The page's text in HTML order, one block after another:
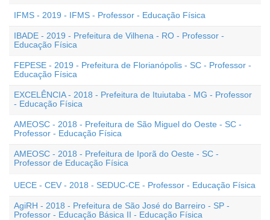
IFMS - 2019 - IFMS - Professor - Educação Física
IBADE - 2019 - Prefeitura de Vilhena - RO - Professor -
Educação Física
FEPESE - 2019 - Prefeitura de Florianópolis - SC - Professor -
Educação Física
EXCELÊNCIA - 2018 - Prefeitura de Ituiutaba - MG - Professor
- Educação Física
AMEOSC - 2018 - Prefeitura de São Miguel do Oeste - SC -
Professor - Educação Física
AMEOSC - 2018 - Prefeitura de Iporã do Oeste - SC -
Professor de Educação Física
UECE - CEV - 2018 - SEDUC-CE - Professor - Educação Física
AgiRH - 2018 - Prefeitura de São José do Barreiro - SP -
Professor - Educação Básica II - Educação Física